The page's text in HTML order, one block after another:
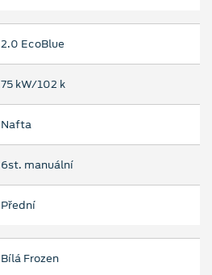
2.0 EcoBlue
75 kW/102 k
Nafta
6st. manuální
Přední
Bílá Frozen